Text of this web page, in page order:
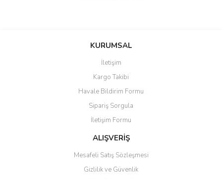
Bu ürüne ilk yorumu siz yapın!
Ürün resmi kalitesiz, bozuk veya görüntülenemiyor.
Ürün açıklamasında eksik bilgiler bulunuyor.
Ürün bilgilerinde hatalar bulunuyor.
Ürün fiyatı diğer sitelerden daha pahalı.
Bu ürüne benzer farklı alternatifler olmalı.
KURUMSAL
İletişim
Kargo Takibi
Havale Bildirim Formu
Sipariş Sorgula
İletişim Formu
ALIŞVERİŞ
Mesafeli Satış Sözleşmesi
Gizlilik ve Güvenlik